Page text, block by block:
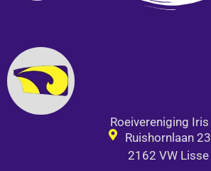
Roeivereniging Iris
Ruishornlaan 23
2162 VW Lisse